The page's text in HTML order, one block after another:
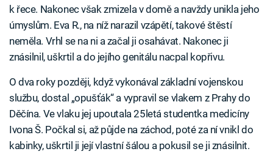
k řece. Nakonec však zmizela v domě a navždy unikla jeho
úmyslům. Eva R., na níž narazil vzápětí, takové štěstí
neměla. Vrhl se na ni a začal ji osahávat. Nakonec ji
znásilnil, uškrtil a do jejího genitálu nacpal kopřivu.
O dva roky později, když vykonával základní vojenskou
službu, dostal „opušťák“ a vypravil se vlakem z Prahy do
Děčína. Ve vlaku jej upoutala 25letá studentka medicíny
Ivona Š. Počkal si, až půjde na záchod, poté za ní vnikl do
kabinky, uškrtil ji její vlastní šálou a pokusil se ji znásilnit.